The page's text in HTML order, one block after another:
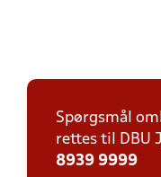
Spørgsmål
rettes til DBU
8939 9999